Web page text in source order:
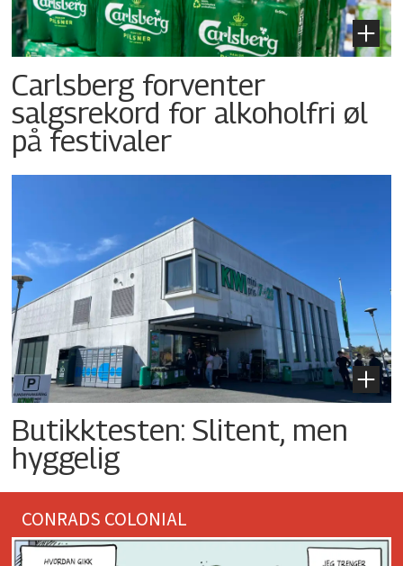
Carlsberg forventer
salgsrekord for alkoholfri øl
på festivaler
Butikktesten: Slitent, men
hyggelig
CONRADS COLONIAL